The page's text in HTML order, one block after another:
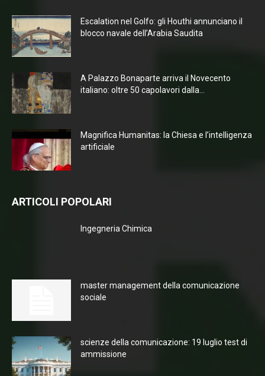
Escalation nel Golfo: gli Houthi annunciano il
blocco navale dell’Arabia Saudita
A Palazzo Bonaparte arriva il Novecento
italiano: oltre 50 capolavori dalla...
Magnifica Humanitas: la Chiesa e l’intelligenza
artificiale
ARTICOLI POPOLARI
Ingegneria Chimica
master management della comunicazione
sociale
scienze della comunicazione: 19 luglio test di
ammissione